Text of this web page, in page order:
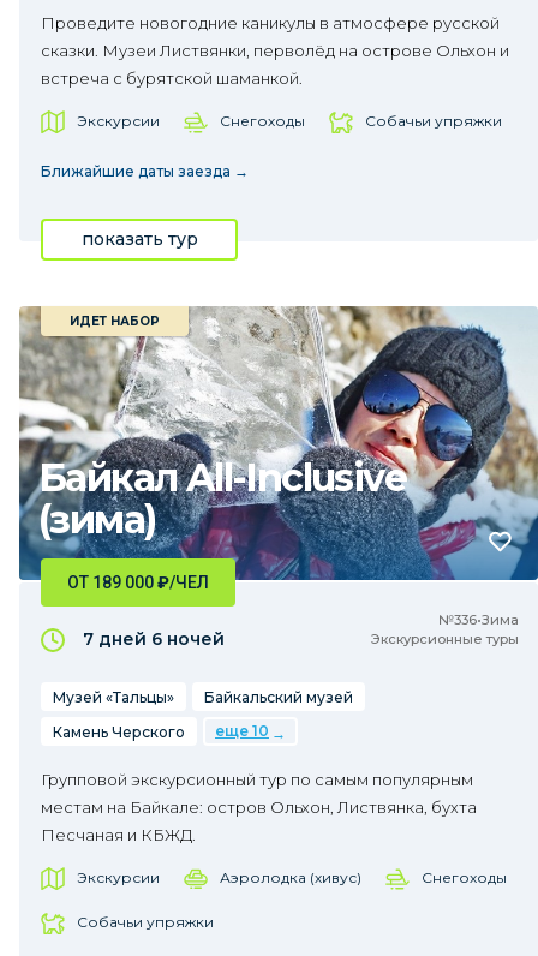
Проведите новогодние каникулы в атмосфере русской
сказки. Музеи Листвянки, перволёд на острове Ольхон и
встреча с бурятской шаманкой.
Экскурсии Снегоходы Собачьи упряжки
Ближайшие даты заезда →
показать тур
Байкал All-Inclusive
(зима)
ИДЕТ НАБОР
№336•Зима
Экскурсионные туры
ОТ 189 000₽/ЧЕЛ
7 дней 6 ночей
Музей «Тальцы»
Байкальский музей
Камень Черского
еще 10
Групповой экскурсионный тур по самым популярным
местам на Байкале: остров Ольхон, Листвянка, бухта
Песчаная и КБЖД.
Экскурсии Аэролодка (хивус) Снегоходы
Собачьи упряжки